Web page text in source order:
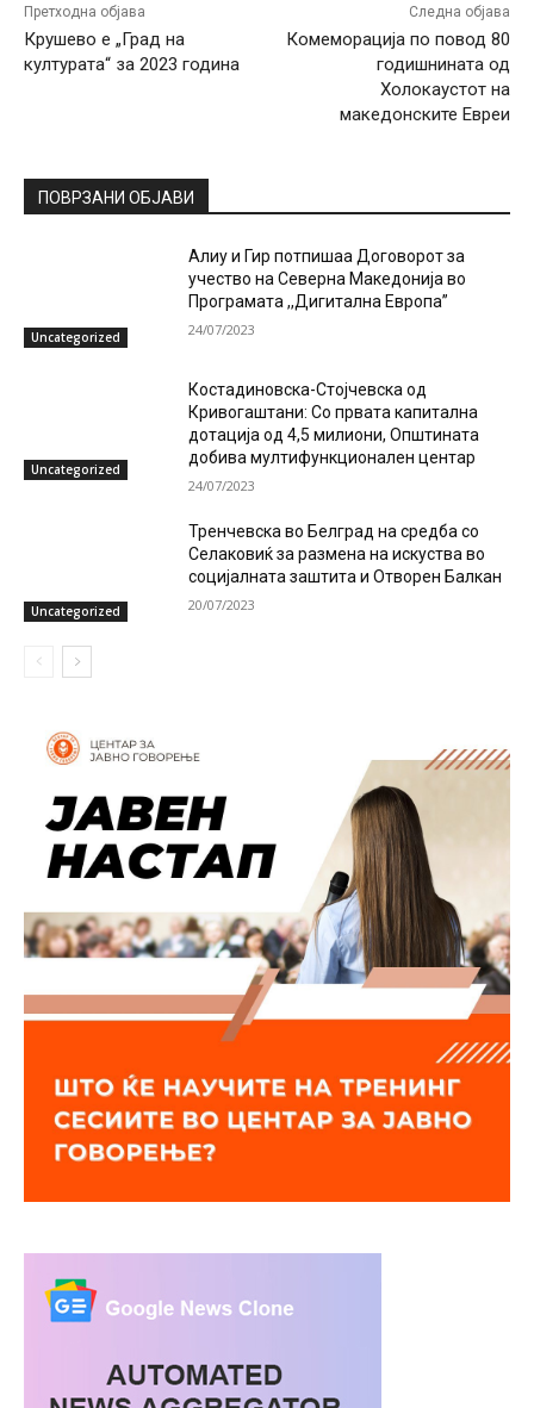
Претходна објава
Крушево е „Град на
културата“ за 2023 година
Следна објава
Комеморација по повод 80
годишнината од
Холокаустот на
македонските Евреи
ПОВРЗАНИ ОБЈАВИ
Uncategorized
Алиу и Гир потпишаа Договорот за
учество на Северна Македонија во
Програмата ,,Дигитална Европа”
24/07/2023
Uncategorized
Костадиновска-Стојчевска од
Кривогаштани: Со првата капитална
дотација од 4,5 милиони, Општината
добива мултифункционален центар
24/07/2023
Uncategorized
Тренчевска во Белград на средба со
Селаковиќ за размена на искуства во
социјалната заштита и Отворен Балкан
20/07/2023